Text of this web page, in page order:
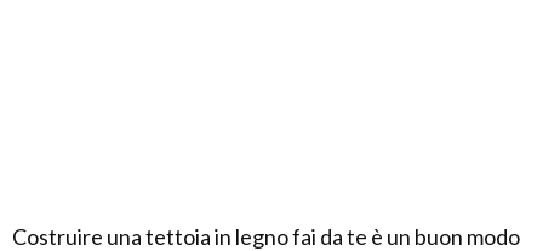
Costruire una tettoia in legno fai da te è un buon modo